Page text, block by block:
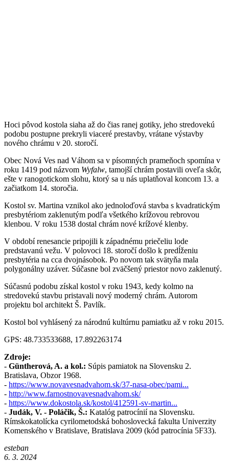
Hoci pôvod kostola siaha až do čias ranej gotiky, jeho stredovekú
podobu postupne prekryli viaceré prestavby, vrátane výstavby
nového chrámu v 20. storočí.
Obec Nová Ves nad Váhom sa v písomných prameňoch spomína v
roku 1419 pod názvom Wyfalw, tamojší chrám postavili oveľa skôr,
ešte v ranogotickom slohu, ktorý sa u nás uplatňoval koncom 13. a
začiatkom 14. storočia.
Kostol sv. Martina vznikol ako jednoloďová stavba s kvadratickým
presbytériom zaklenutým podľa všetkého krížovou rebrovou
klenbou. V roku 1538 dostal chrám nové krížové klenby.
V období renesancie pripojili k západnému priečeliu lode
predstavanú vežu. V polovoci 18. storočí došlo k predĺženiu
presbytéria na cca dvojnásobok. Po novom tak svätyňa mala
polygonálny uzáver. Súčasne bol zväčšený priestor novo zaklenutý.
Súčasnú podobu získal kostol v roku 1943, kedy kolmo na
stredovekú stavbu pristavali nový moderný chrám. Autorom
projektu bol architekt Š. Pavlík.
Kostol bol vyhlásený za národnú kultúrnu pamiatku až v roku 2015.
GPS: 48.733533688, 17.892263174
Zdroje:
- Güntherová, A. a kol.: Súpis pamiatok na Slovensku 2.
Bratislava, Obzor 1968.
- https://www.novavesnadvahom.sk/37-nasa-obec/pami...
- http://www.farnostnovavesnadvahom.sk/
- https://www.dokostola.sk/kostol/412591-sv-martin...
- Judák, V. - Poláčik, Š.: Katalóg patrocínií na Slovensku.
Rímskokatolícka cyrilometodská bohoslovecká fakulta Univerzity
Komenského v Bratislave, Bratislava 2009 (kód patrocínia 5F33).
esteban
6. 3. 2024